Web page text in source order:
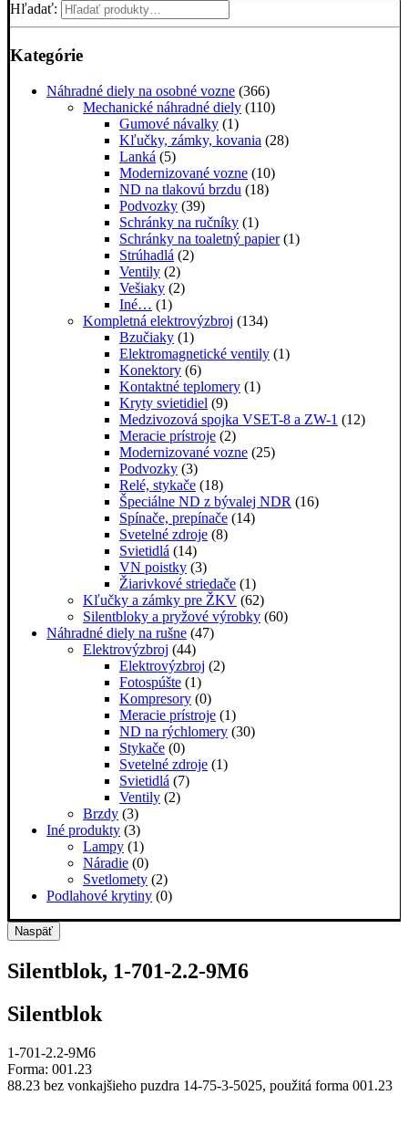
Hľadať:
Kategórie
Náhradné diely na osobné vozne (366)
Mechanické náhradné diely (110)
Gumové návalky (1)
Kľučky, zámky, kovania (28)
Lanká (5)
Modernizované vozne (10)
ND na tlakovú brzdu (18)
Podvozky (39)
Schránky na ručníky (1)
Schránky na toaletný papier (1)
Strúhadlá (2)
Ventily (2)
Vešiaky (2)
Iné… (1)
Kompletná elektrovýzbroj (134)
Bzučiaky (1)
Elektromagnetické ventily (1)
Konektory (6)
Kontaktné teplomery (1)
Kryty svietidiel (9)
Medzivozová spojka VSET-8 a ZW-1 (12)
Meracie prístroje (2)
Modernizované vozne (25)
Podvozky (3)
Relé, stykače (18)
Špeciálne ND z bývalej NDR (16)
Spínače, prepínače (14)
Svetelné zdroje (8)
Svietidlá (14)
VN poistky (3)
Žiarivkové striedače (1)
Kľučky a zámky pre ŽKV (62)
Silentbloky a pryžové výrobky (60)
Náhradné diely na rušne (47)
Elektrovýzbroj (44)
Elektrovýzbroj (2)
Fotospúšte (1)
Kompresory (0)
Meracie prístroje (1)
ND na rýchlomery (30)
Stykače (0)
Svetelné zdroje (1)
Svietidlá (7)
Ventily (2)
Brzdy (3)
Iné produkty (3)
Lampy (1)
Náradie (0)
Svetlomety (2)
Podlahové krytiny (0)
Naspäť
Silentblok, 1-701-2.2-9M6
Silentblok
1-701-2.2-9M6
Forma: 001.23
88.23 bez vonkajšieho puzdra 14-75-3-5025, použitá forma 001.23